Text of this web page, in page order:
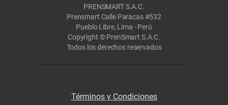
PRENSMART S.A.C.
Prensmart Calle Paracas #532
Pueblo Libre, Lima - Perú
Copyright © PrenSmart S.A.C.
Todos los derechos reservados
Términos y Condiciones